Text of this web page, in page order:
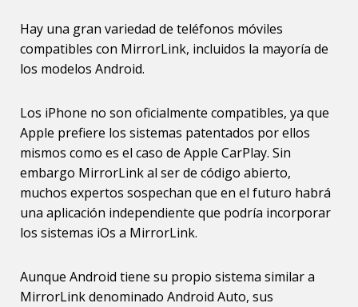
Hay una gran variedad de teléfonos móviles
compatibles con MirrorLink, incluidos la mayoría de
los modelos Android.
Los iPhone no son oficialmente compatibles, ya que
Apple prefiere los sistemas patentados por ellos
mismos como es el caso de Apple CarPlay. Sin
embargo MirrorLink al ser de código abierto,
muchos expertos sospechan que en el futuro habrá
una aplicación independiente que podría incorporar
los sistemas iOs a MirrorLink.
Aunque Android tiene su propio sistema similar a
MirrorLink denominado Android Auto, sus